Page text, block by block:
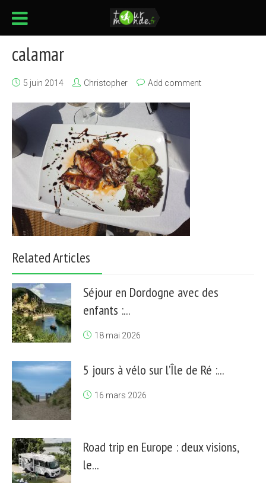
calamar
5 juin 2014 Christopher Add comment
Related Articles
Séjour en Dordogne avec des
enfants :...
18 mai 2026
5 jours à vélo sur l’Île de Ré :...
16 mars 2026
Road trip en Europe : deux visions,
le...